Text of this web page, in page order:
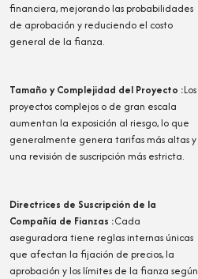
financiera, mejorando las probabilidades
de aprobación y reduciendo el costo
general de la fianza.
Tamaño y Complejidad del Proyecto :Los
proyectos complejos o de gran escala
aumentan la exposición al riesgo, lo que
generalmente genera tarifas más altas y
una revisión de suscripción más estricta.
Directrices de Suscripción de la
Compañía de Fianzas :Cada
aseguradora tiene reglas internas únicas
que afectan la fijación de precios, la
aprobación y los límites de la fianza según